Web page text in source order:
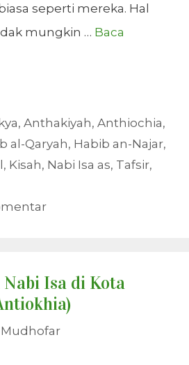
seperti mereka. Hal
mungkin … Baca
,Anthakiyah,Anthiochia,
al-Qaryah, Habib an-Najar,
, Kisah, Nabi Isa as, Tafsir,
Isa di Kota
Mudhofar